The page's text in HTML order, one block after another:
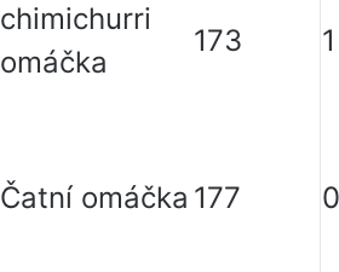
chimichurri
omáčka
173 1
Čatní omáčka 177